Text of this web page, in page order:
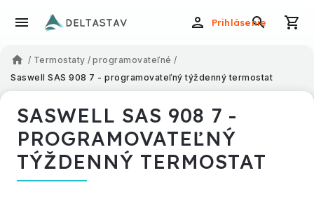
Prihlásenie
/ Termostaty / programovateľné /
Saswell SAS 908 7 - programovateľný týždenný termostat
SASWELL SAS 908 7 -
PROGRAMOVATEĽNÝ
TÝŽDENNÝ TERMOSTAT